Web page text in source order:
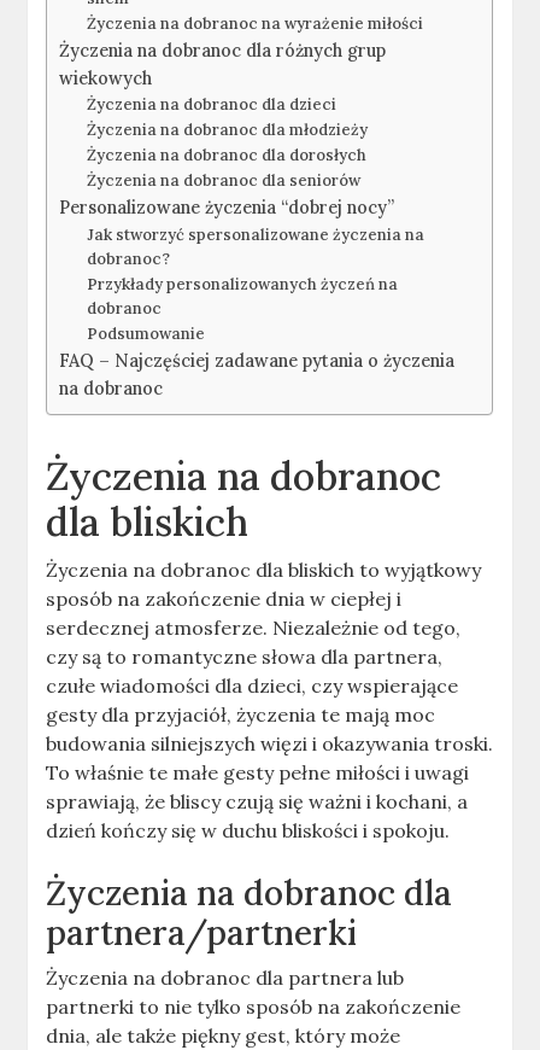
Życzenia na dobranoc na wyrażenie miłości
Życzenia na dobranoc dla różnych grup
wiekowych
Życzenia na dobranoc dla dzieci
Życzenia na dobranoc dla młodzieży
Życzenia na dobranoc dla dorosłych
Życzenia na dobranoc dla seniorów
Personalizowane życzenia “dobrej nocy”
Jak stworzyć spersonalizowane życzenia na
dobranoc?
Przykłady personalizowanych życzeń na
dobranoc
Podsumowanie
FAQ – Najczęściej zadawane pytania o życzenia
na dobranoc
Życzenia na dobranoc
dla bliskich
Życzenia na dobranoc dla bliskich to wyjątkowy
sposób na zakończenie dnia w ciepłej i
serdecznej atmosferze. Niezależnie od tego,
czy są to romantyczne słowa dla partnera,
czułe wiadomości dla dzieci, czy wspierające
gesty dla przyjaciół, życzenia te mają moc
budowania silniejszych więzi i okazywania troski.
To właśnie te małe gesty pełne miłości i uwagi
sprawiają, że bliscy czują się ważni i kochani, a
dzień kończy się w duchu bliskości i spokoju.
Życzenia na dobranoc dla
partnera/partnerki
Życzenia na dobranoc dla partnera lub
partnerki to nie tylko sposób na zakończenie
dnia, ale także piękny gest, który może